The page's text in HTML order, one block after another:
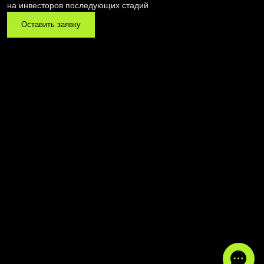
на инвесторов последующих стадий
Оставить заявку